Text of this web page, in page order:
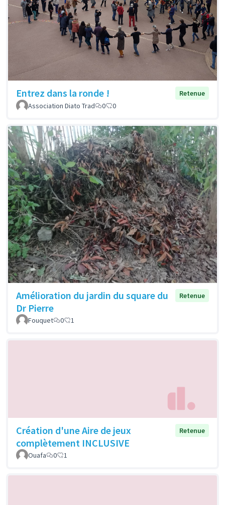
Entrez dans la ronde !
Retenue
Association Diato Trad
0 0
Amélioration du jardin du square du
Dr Pierre
Retenue
Fouquet 0 1
Création d'une Aire de jeux
complètement INCLUSIVE
Retenue
Ouafa 0 1